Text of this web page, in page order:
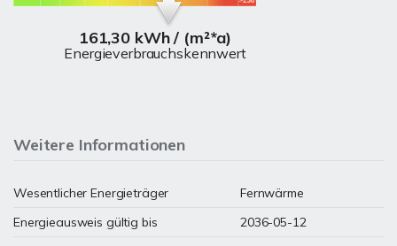
161,30 kWh / (m²*a)
Energieverbrauchskennwert
Weitere Informationen
Wesentlicher Energieträger
Fernwärme
Energieausweis gültig bis
2036-05-12